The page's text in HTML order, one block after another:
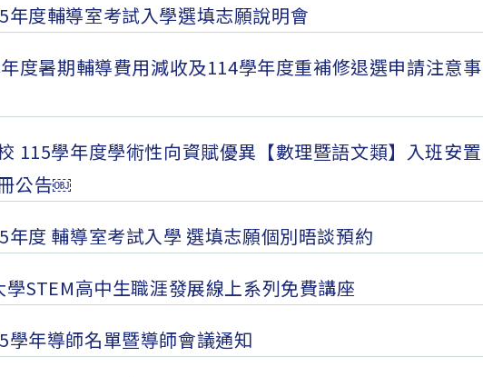
年度輔導室考試入學選填志願說明會
度暑期輔導費用減收及114學年度重補修退選申請注意事
115學年度學術性向資賦優異【數理暨語文類】入班安置
公告￼
年度 輔導室考試入學 選填志願個別晤談預約
學STEM高中生職涯發展線上系列免費講座
學年導師名單暨導師會議通知